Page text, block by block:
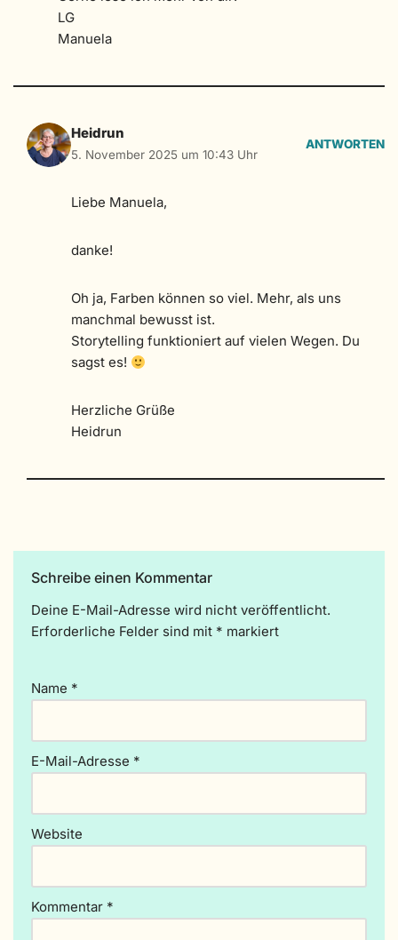
LG
Manuela
Heidrun
5. November 2025 um 10:43 Uhr
ANTWORTEN
Liebe Manuela,
danke!
Oh ja, Farben können so viel. Mehr, als uns
manchmal bewusst ist.
Storytelling funktioniert auf vielen Wegen. Du
sagst es!
Herzliche Grüße
Heidrun
Schreibe einen Kommentar
Deine E-Mail-Adresse wird nicht veröffentlicht.
Erforderliche Felder sind mit * markiert
Name *
E-Mail-Adresse *
Website
Kommentar *
A
lt
n
ti
v